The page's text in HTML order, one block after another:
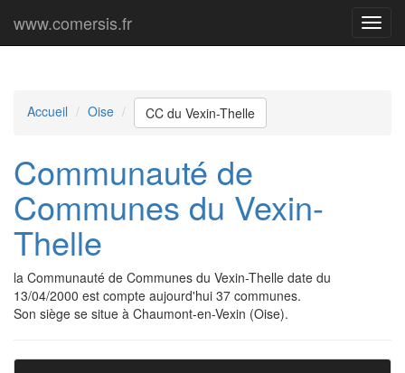
Menu
www.comersis.fr
Accueil Oise CC du Vexin-Thelle
Communauté de
Communes du Vexin-
Thelle
la Communauté de Communes du Vexin-Thelle date du
13/04/2000 est compte aujourd'hui 37 communes.
Son siège se situe à Chaumont-en-Vexin (Oise).